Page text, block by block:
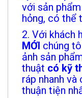
với sản
hỏng, có thể
2. Với khách
MỚI chúng
ảnh sản
thuật có kỹ
ráp nhanh và
thuận tiện